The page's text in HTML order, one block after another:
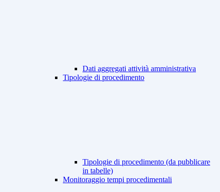
Dati aggregati attività amministrativa
Tipologie di procedimento
Tipologie di procedimento (da pubblicare
in tabelle)
Monitoraggio tempi procedimentali